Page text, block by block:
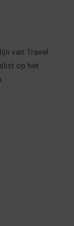
van Travel
op het